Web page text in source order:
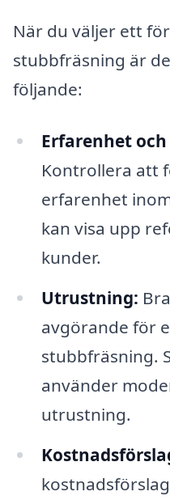
När du väljer ett
stubbfräsning är
följande:
Erfarenhet
Kontrollera att
erfarenhet
kan visa upp
kunder.
Utrustning:
avgörande för
stubbfräsning.
använder
utrustning.